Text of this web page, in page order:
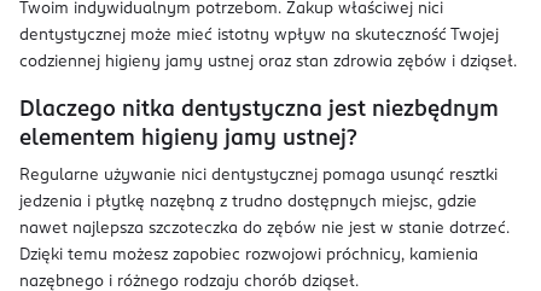
Twoim indywidualnym potrzebom. Zakup właściwej nici
dentystycznej może mieć istotny wpływ na skuteczność Twojej
codziennej higieny jamy ustnej oraz stan zdrowia zębów i dziąseł.
Dlaczego nitka dentystyczna jest niezbędnym
elementem higieny jamy ustnej?
Regularne używanie nici dentystycznej pomaga usunąć resztki
jedzenia i płytkę nazębną z trudno dostępnych miejsc, gdzie
nawet najlepsza szczoteczka do zębów nie jest w stanie dotrzeć.
Dzięki temu możesz zapobiec rozwojowi próchnicy, kamienia
nazębnego i różnego rodzaju chorób dziąseł.